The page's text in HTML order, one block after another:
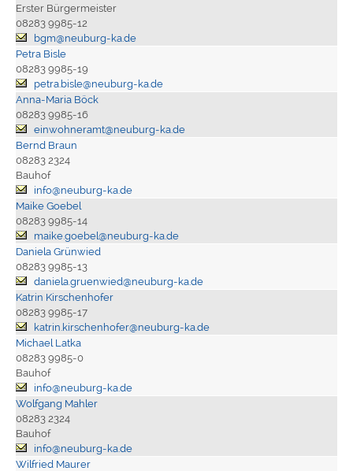
Erster Bürgermeister
08283 9985-12
bgm@neuburg-ka.de
Petra Bisle
08283 9985-19
petra.bisle@neuburg-ka.de
Anna-Maria Böck
08283 9985-16
einwohneramt@neuburg-ka.de
Bernd Braun
08283 2324
Bauhof
info@neuburg-ka.de
Maike Goebel
08283 9985-14
maike.goebel@neuburg-ka.de
Daniela Grünwied
08283 9985-13
daniela.gruenwied@neuburg-ka.de
Katrin Kirschenhofer
08283 9985-17
katrin.kirschenhofer@neuburg-ka.de
Michael Latka
08283 9985-0
Bauhof
info@neuburg-ka.de
Wolfgang Mahler
08283 2324
Bauhof
info@neuburg-ka.de
Wilfried Maurer